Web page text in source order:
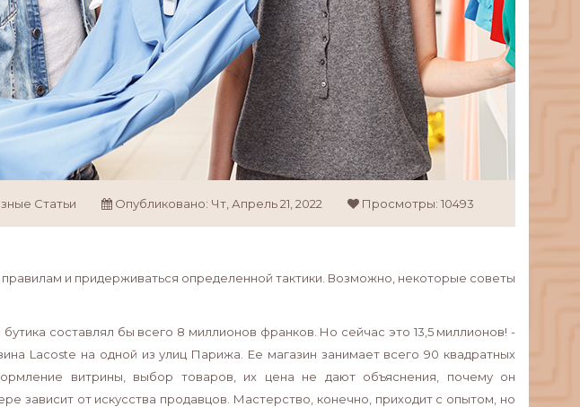
Статьи Опубликовано: Чт, Апрель21, 2022 Просмотры: 10493
и придерживаться определенной тактики. Возможно, некоторые советы
составлял бы всего 8 миллионов франков. Но сейчас это 13,5 миллионов! -
Lacoste на одной из улиц Парижа. Ее магазин занимает всего 90 квадратных
витрины, выбор товаров, их цена не дают объяснения, почему он
зависит от искусства продавцов. Мастерство, конечно, приходит с опытом, но